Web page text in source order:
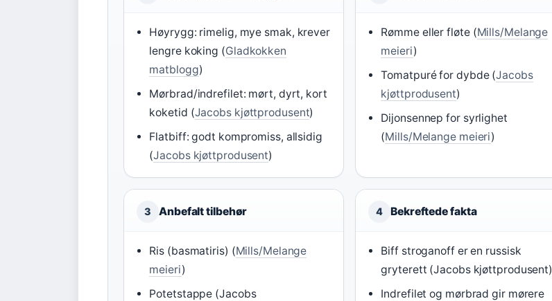
Høyrygg: rimelig, mye smak, krever
lengre koking (Gladkokken
matblogg)
Mørbrad/indrefilet: mørt, dyrt, kort
koketid (Jacobs kjøttprodusent)
Flatbiff: godt kompromiss, allsidig
(Jacobs kjøttprodusent)
Rømme eller fløte (Mills/Melange
meieri)
Tomatpuré for dybde (Jacobs
kjøttprodusent)
Dijonsennep for syrlighet
(Mills/Melange meieri)
3 Anbefalt tilbehør
Ris (basmatiris) (Mills/Melange
meieri)
Potetstappe (Jacobs
4 Bekreftede fakta
Biff stroganoff er en russisk
gryterett (Jacobs kjøttprodusent)
Indrefilet og mørbrad gir mørere